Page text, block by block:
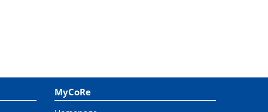
MyCoRe